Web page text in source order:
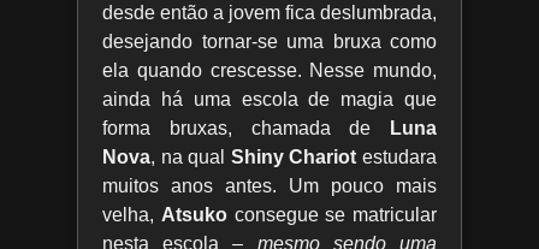
desde então a jovem fica deslumbrada,
desejando tornar-se uma bruxa como
ela quando crescesse. Nesse mundo,
ainda há uma escola de magia que
forma bruxas, chamada de
Luna
Nova, na qual Shiny Chariot estudara
muitos anos antes. Um pouco mais
velha, Atsukoconsegue se matricular
nesta escola – mesmo sendo uma